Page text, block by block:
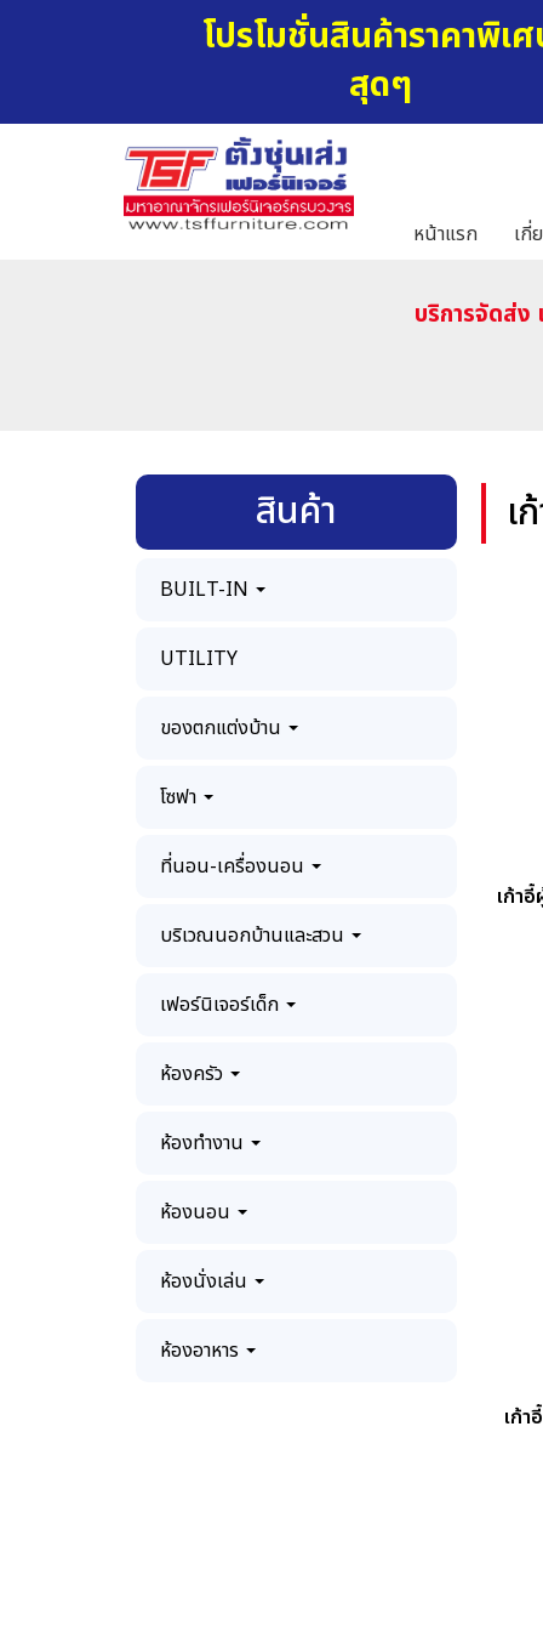
โปรโมชั่นสินค้าราคาพิเ
สุดๆ
หน้าแรก เกี่
บริการจัดส่
สินค้า
BUILT-IN
UTILITY
ของตกแต่งบ้าน
โซฟา
ที่นอน-เครื่องนอน
บริเวณนอกบ้านและสวน
เฟอร์นิเจอร์เด็ก
ห้องครัว
ห้องทำงาน
ห้องนอน
ห้องนั่งเล่น
ห้องอาหาร
เ
เก้า
เก้า